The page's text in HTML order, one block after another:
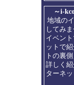
～i-
地域の
してみ
イベン
ットで
トの裏
詳しく
ターネ